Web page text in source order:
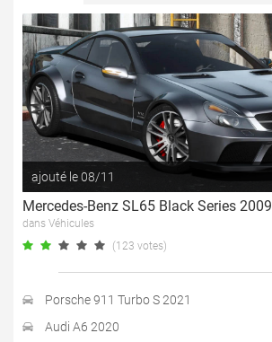
ajouté le 08/11
Mercedes-Benz SL65 Black Series 2009
dans Véhicules
(123 votes)
Porsche 911 Turbo S 2021
Audi A6 2020